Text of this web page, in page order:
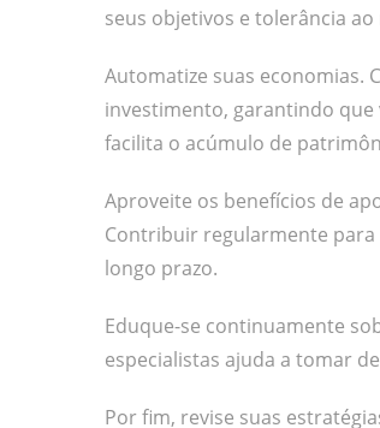
seus objetivos e tolerância ao
Automatize suas economias.
investimento, garantindo que
facilita o acúmulo de
Aproveite os benefícios de
Contribuir regularmente para
longo prazo.
Eduque-se continuamente
especialistas ajuda a tomar
Por fim, revise suas